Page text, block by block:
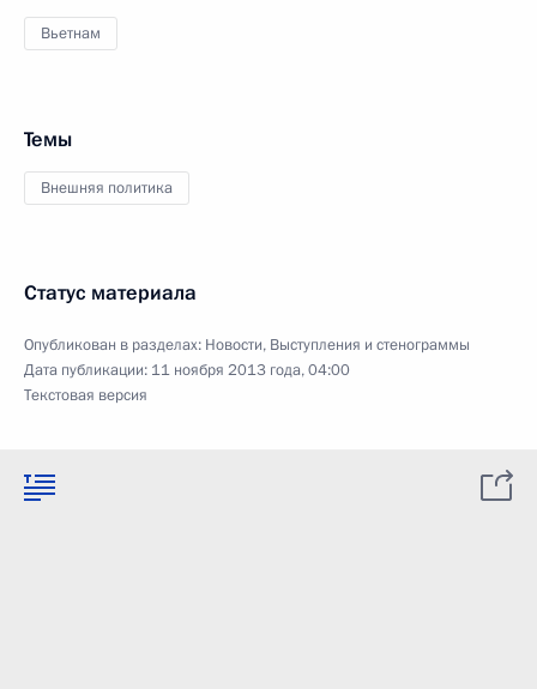
Вьетнам
Темы
Внешняя политика
Статус материала
Опубликован в разделах: Новости, Выступления и стенограммы
Дата публикации: 11 ноября 2013 года, 04:00
Текстовая версия